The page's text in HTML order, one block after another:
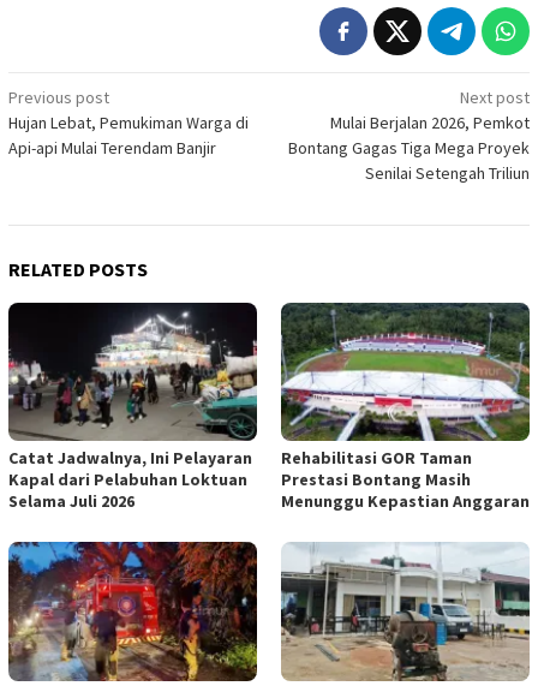
Post
navigation
Previous post
Hujan Lebat, Pemukiman Warga di
Api-api Mulai Terendam Banjir
Next post
Mulai Berjalan 2026, Pemkot
Bontang Gagas Tiga Mega Proyek
Senilai Setengah Triliun
RELATED POSTS
Catat Jadwalnya, Ini Pelayaran
Kapal dari Pelabuhan Loktuan
Selama Juli 2026
Rehabilitasi GOR Taman
Prestasi Bontang Masih
Menunggu Kepastian Anggaran